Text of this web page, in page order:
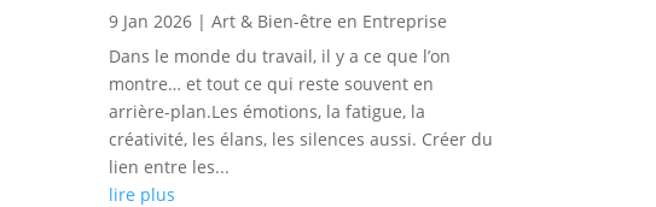
9 Jan 2026| Art & Bien-être en Entreprise
Dans le monde du travail, il y a ce que l’on
montre… et tout ce qui reste souvent en
arrière-plan.Les émotions, la fatigue, la
créativité, les élans, les silences aussi. Créer du
lien entre les...
lire plus